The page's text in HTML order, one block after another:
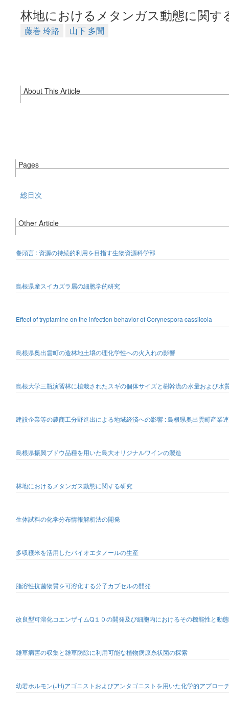
林地におけるメタンガス動態に関す
藤巻 玲路 山下 多聞
About This Article
Pages
総目次
Other Article
巻頭言 : 資源の持続的利用を目指す生物資源科学部
島根県産スイカズラ属の細胞学的研究
Effect of tryptamine on the infection behavior of Corynespora cassiicola
島根県奥出雲町の造林地土壌の理化学性への火入れの影響
島根大学三瓶演習林に植栽されたスギの個体サイズと樹幹流の水量および水
建設企業等の農商工分野進出による地域経済への影響 : 島根県奥出雲町産業
島根県振興ブドウ品種を用いた島大オリジナルワインの製造
林地におけるメタンガス動態に関する研究
生体試料の化学分布情報解析法の開発
多収穫米を活用したバイオエタノールの生産
脂溶性抗菌物質を可溶化する分子カプセルの開発
改良型可溶化コエンザイムQ１０の開発及び細胞内におけるその機能性と動
雑草病害の収集と雑草防除に利用可能な植物病原糸状菌の探索
幼若ホルモン(JH)アゴニストおよびアンタゴニストを用いた化学的アプロー